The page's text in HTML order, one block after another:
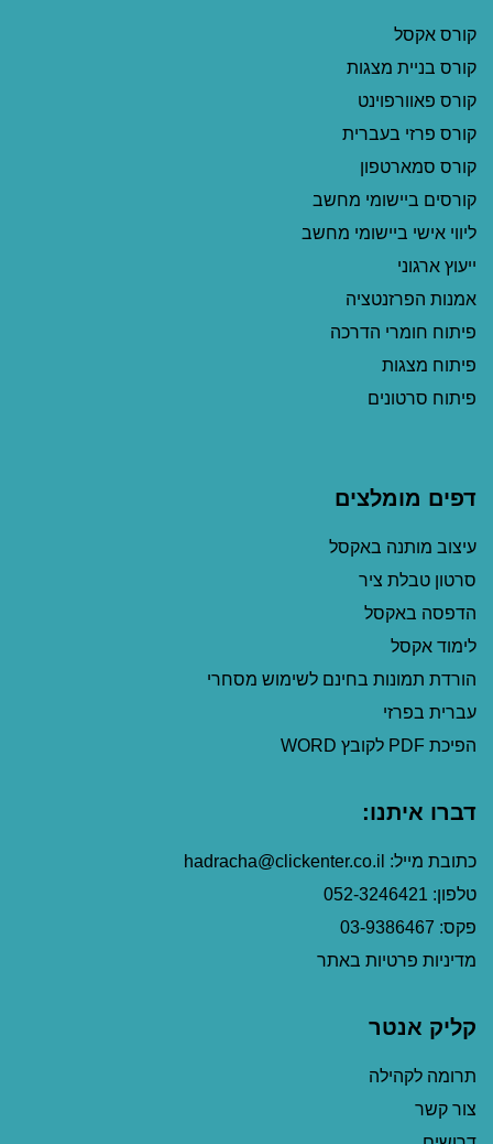
קורס אקסל
קורס בניית מצגות
קורס פאוורפוינט
קורס פרזי בעברית
קורס סמארטפון
קורסים ביישומי מחשב
ליווי אישי ביישומי מחשב
ייעוץ ארגוני
אמנות הפרזנטציה
פיתוח חומרי הדרכה
פיתוח מצגות
פיתוח סרטונים
דפים מומלצים
עיצוב מותנה באקסל
סרטון טבלת ציר
הדפסה באקסל
לימוד אקסל
הורדת תמונות בחינם לשימוש מסחרי
עברית בפרזי
הפיכת PDF לקובץ WORD
דברו איתנו:
כתובת מייל: hadracha@clickenter.co.il
טלפון: 052-3246421
פקס: 03-9386467
מדיניות פרטיות באתר
קליק אנטר
תרומה לקהילה
צור קשר